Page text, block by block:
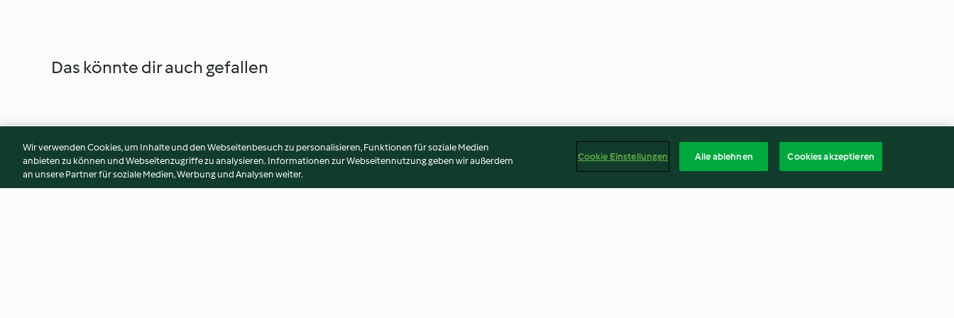
Das könnte dir auch gefallen
Wir verwenden Cookies, um Inhalte und den Webseitenbesuch zu personalisieren, Funktionen für soziale Medien
anbieten zu können und Webseitenzugriffe zu analysieren. Informationen zur Webseitennutzung geben wir außerdem
an unsere Partner für soziale Medien, Werbung und Analysen weiter.
Cookie Einstellungen Alle ablehnen Cookies akzeptieren